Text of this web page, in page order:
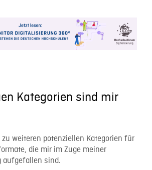
Kategorien sind mir
weiteren potenziellen Kategorien für
die mir im Zuge meiner
aufgefallen sind.